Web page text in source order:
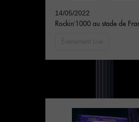
14/05/2022
Rockin’1000 au stade de
Évenement Live